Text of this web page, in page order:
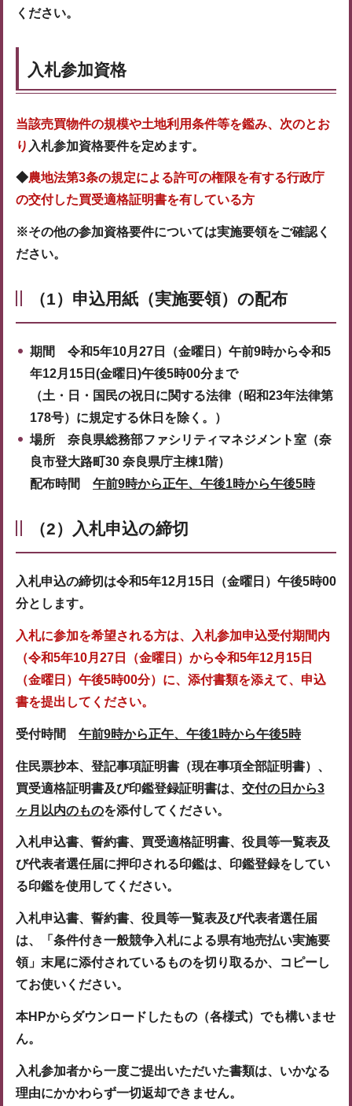
ください。
入札参加資格
当該売買物件の規模や土地利用条件等を鑑み、次のとお
り 入札参加資格要件を定めます。
◆農地法第3条の規定による許可の権限を有する行政庁
の交付した買受適格証明書を有している方
※その他の参加資格要件については実施要領をご確認く
ださい。
（1）申込用紙（実施要領）の配布
期間 令和5年10月27日（金曜日）午前9時から令和5
年12月15日(金曜日)午後5時00分まで
（土・ 日・国民の祝日に関する法律（昭和23年法律第
178号）に規定する休日を除く。）
場所 奈良県総務部ファシリティマネジメント室（奈
良市登大路町30 奈良県庁主棟1階）
配布時間 午前9時から正午、午後1時から午後5時
（2）入札申込の締切
入札申込の締切は令和5年12月15日（金曜日）午後5時00
分とします。
入札に参加を希望される方は、入札参加申込受付期間内
（令和5年10月27日（金曜日）から令和5年12月15日
（金曜日）午後5時00分）に、添付書類を添えて、申込
書を提出してください。
受付時間 午前9時から正午、午後1時から午後5時
住民票抄本、登記事項証明書（現在事項全部証明書）、
買受適格証明書及び印鑑登録証明書は、 交付の日から3
ヶ月以内のものを添付してください。
入札申込書、誓約書、買受適格証明書、役員等一覧表及
び代表者選任届に押印される印鑑は、 印鑑登録をしてい
る印鑑を使用してください。
入札申込書、誓約書、役員等一覧表及び代表者選任届
は、「条件付き一般競争入札による県有地売払い実施要
領」末尾に添付されているものを切り取るか、コピーし
てお使いください。
本HPからダウンロードしたもの（各様式）でも構いませ
ん。
入札参加者から一度ご提出いただいた書類は、いかなる
理由にかかわらず一切返却できません。